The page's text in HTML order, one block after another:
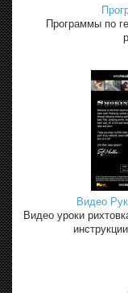
Программы по
Видео
Видео уроки